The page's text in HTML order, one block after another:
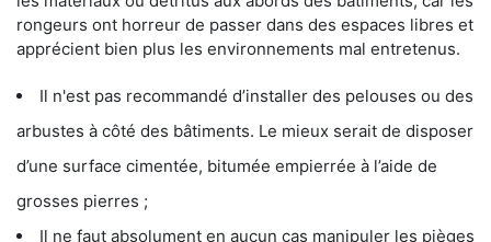
rongeurs ont horreur de passer dans des espaces libres et
apprécient bien plus les environnements mal entretenus.
Il n'est pas recommandé d’installer des pelouses ou des
arbustes à côté des bâtiments. Le mieux serait de disposer
d’une surface cimentée, bitumée empierrée à l’aide de
grosses pierres ;
Il ne faut absolument en aucun cas manipuler les pièges